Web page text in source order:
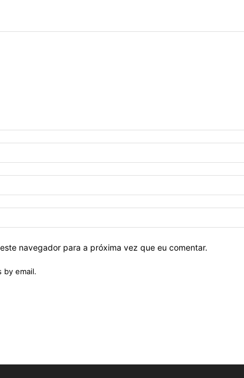
navegador para a próxima vez que eu comentar.
by email.